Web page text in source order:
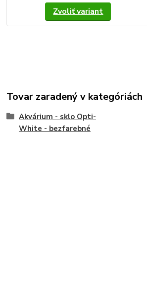
Zvoliť variant
Tovar zaradený v kategóriách
Akvárium - sklo Opti-
White - bezfarebné